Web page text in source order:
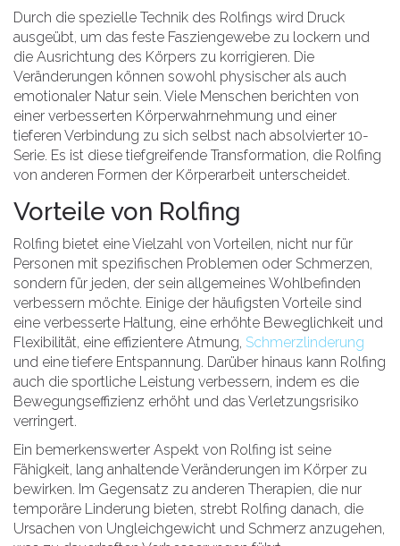
Durch die spezielle Technik des Rolfings wird Druck
ausgeübt, um das feste Fasziengewebe zu lockern und
die Ausrichtung des Körpers zu korrigieren. Die
Veränderungen können sowohl physischer als auch
emotionaler Natur sein. Viele Menschen berichten von
einer verbesserten Körperwahrnehmung und einer
tieferen Verbindung zu sich selbst nach absolvierter 10-
Serie. Es ist diese tiefgreifende Transformation, die Rolfing
von anderen Formen der Körperarbeit unterscheidet.
Vorteile von Rolfing
Rolfing bietet eine Vielzahl von Vorteilen, nicht nur für
Personen mit spezifischen Problemen oder Schmerzen,
sondern für jeden, der sein allgemeines Wohlbefinden
verbessern möchte. Einige der häufigsten Vorteile sind
eine verbesserte Haltung, eine erhöhte Beweglichkeit und
Flexibilität, eine effizientere Atmung, Schmerzlinderung
und eine tiefere Entspannung. Darüber hinaus kann Rolfing
auch die sportliche Leistung verbessern, indem es die
Bewegungseffizienz erhöht und das Verletzungsrisiko
verringert.
Ein bemerkenswerter Aspekt von Rolfing ist seine
Fähigkeit, lang anhaltende Veränderungen im Körper zu
bewirken. Im Gegensatz zu anderen Therapien, die nur
temporäre Linderung bieten, strebt Rolfing danach, die
Ursachen von Ungleichgewicht und Schmerz anzugehen,